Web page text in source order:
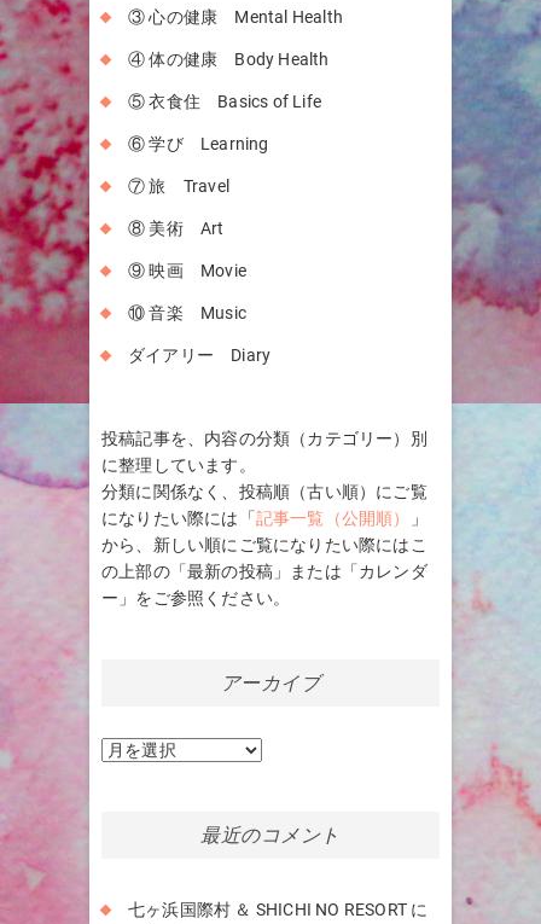
③ 心の健康 Mental Health
④ 体の健康 Body Health
⑤ 衣食住 Basics of Life
⑥ 学び Learning
⑦ 旅 Travel
⑧ 美術 Art
⑨ 映画 Movie
⑩ 音楽 Music
ダイアリー Diary
投稿記事を、内容の分類（カテゴリー）別
に整理しています。
分類に関係なく、投稿順（古い順）にご覧
になりたい際には「記事一覧（公開順）
」
から、新しい順にご覧になりたい際にはこ
の上部の「最新の投稿」または「カレンダ
ー」をご参照ください。
アーカイブ
ア
最近のコメント
七ヶ浜国際村 ＆ SHICHI NO RESORT に